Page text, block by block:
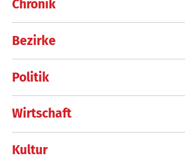
Chronik
Bezirke
Politik
Wirtschaft
Kultur